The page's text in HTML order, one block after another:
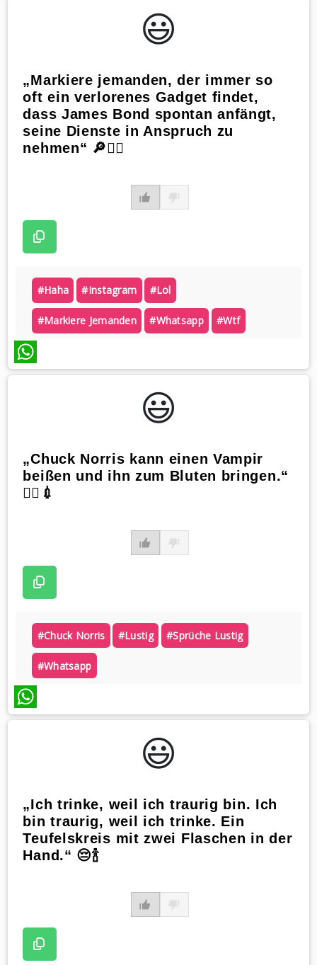
😃️
„Markiere jemanden, der immer so
oft ein verlorenes Gadget findet,
dass James Bond spontan anfängt,
seine Dienste in Anspruch zu
nehmen“ 🔎🕵️‍♂️
#haha #instagram #lol
#markiere Jemanden #whatsapp #wtf
WhatsApp
😃️
„Chuck Norris kann einen Vampir
beißen und ihn zum Bluten bringen.“
🧛‍♂️💉
#chuck Norris #lustig #sprüche Lustig
#whatsapp
WhatsApp
😃️
„Ich trinke, weil ich traurig bin. Ich
bin traurig, weil ich trinke. Ein
Teufelskreis mit zwei Flaschen in der
Hand.“ 😔🍾